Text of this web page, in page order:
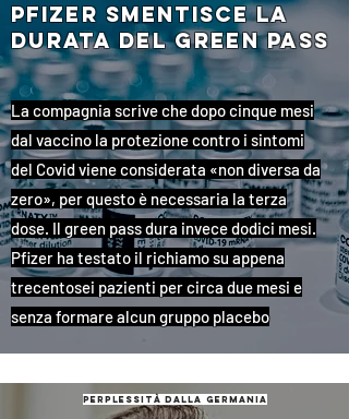
Pfizer smentisce la
durata del green pass
La compagnia scrive che dopo cinque mesi
dal vaccino la protezione contro i sintomi
del Covid viene considerata «non diversa da
zero», per questo è necessaria la terza
dose. Il green pass dura invece dodici mesi.
Pfizer ha testato il richiamo su appena
trecentosei pazienti per circa due mesi e
senza formare alcun gruppo placebo
perplessità dalla germania